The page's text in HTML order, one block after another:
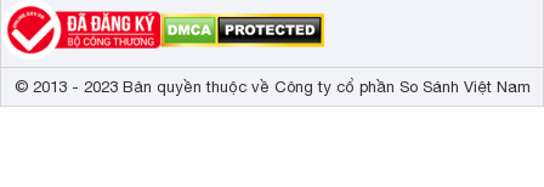
© 2013 - 2023 Bản quyền thuộc về Công ty cổ phần So Sánh Việt Nam